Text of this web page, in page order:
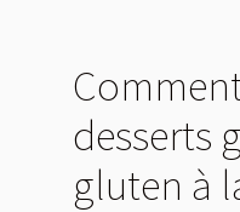
desserts
gluten à